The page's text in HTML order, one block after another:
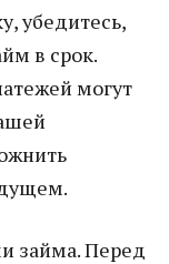
убедитесь,
в срок.
могут
займа. Перед